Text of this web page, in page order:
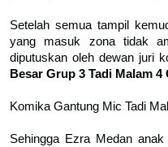
Setelah semua tampil
yang masuk zona tidak
diputuskan oleh dewan juri
Besar Grup 3 Tadi Malam 4
Komika Gantung Mic Tadi
Sehingga Ezra Medan